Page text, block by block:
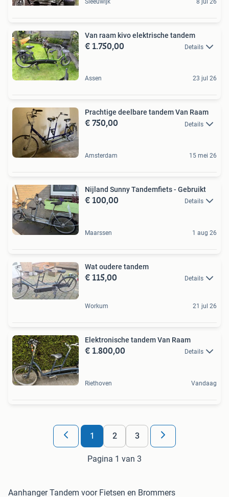
Sleeuwijk 8 jul 26
Van raam kivo elektrische tandem
€ 1.750,00 Details
Assen 23 jul 26
Prachtige deelbare tandem Van Raam
€ 750,00 Details
Amsterdam 15 mei 26
Nijland Sunny Tandemfiets - Gebruikt
€ 100,00 Details
Maarssen 1 aug 26
Wat oudere tandem
€ 115,00 Details
Workum 21 jul 26
Elektronische tandem Van Raam
€ 1.800,00 Details
Riethoven Vandaag
1 2 3
Pagina 1 van 3
Aanhanger Tandem voor Fietsen en Brommers